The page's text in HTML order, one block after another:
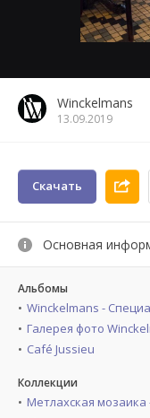
Winckelmans
13.09.2019
Скачать
Основная
Альбомы
Winckelmans -
Галерея фото
Café Jussieu
Коллекции
Метлахская